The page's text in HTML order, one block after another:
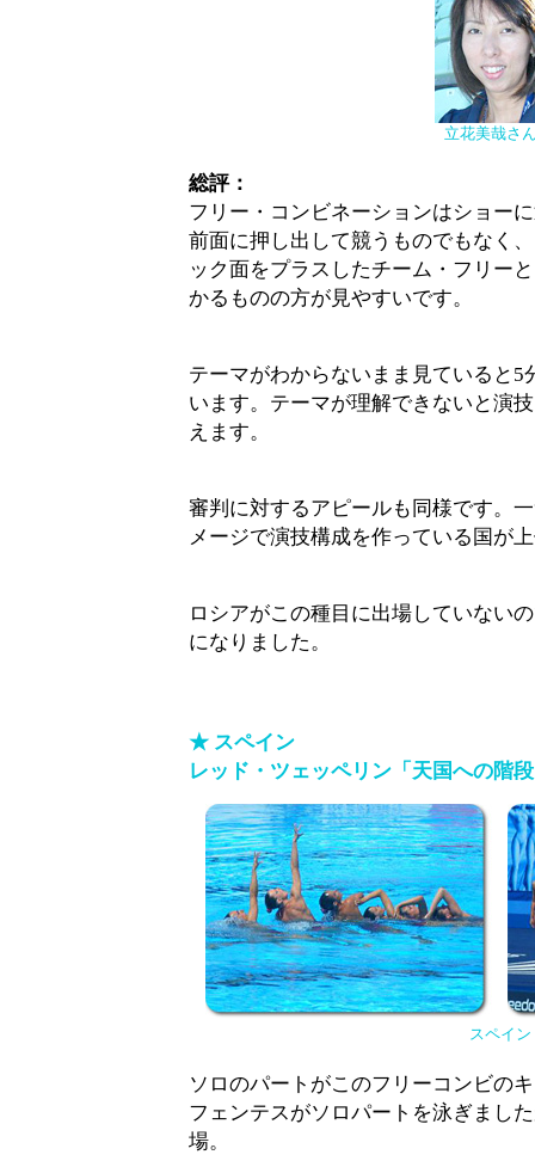
立花美哉さ
総評：
フリー・コンビネーションはショー
前面に押し出して競うものでもなく
ック面をプラスしたチーム・フリー
かるものの方が見やすいです。
テーマがわからないまま見ていると
います。テーマが理解できないと演
えます。
審判に対するアピールも同様です。
メージで演技構成を作っている国が
ロシアがこの種目に出場していない
になりました。
★ スペイン
レッド・ツェッペリン「天国への階
スペイン
ソロのパートがこのフリーコンビの
フェンテスがソロパートを泳ぎまし
場。